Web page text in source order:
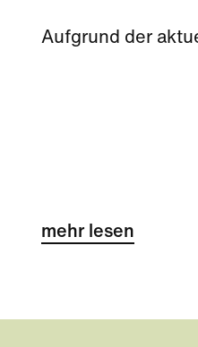
Aufgrund der
mehr lesen